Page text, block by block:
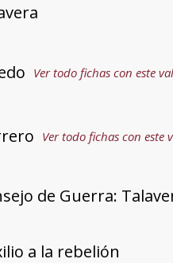
Ver todo fichas con este
Ver todo fichas con este
de Guerra:
a la rebelión